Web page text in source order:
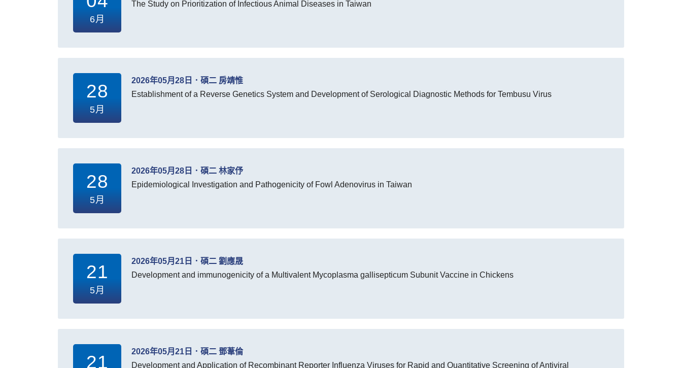
6月
The Study on Prioritization of Infectious Animal Diseases in Taiwan
28
5月
2026年05月28日．碩二 房靖惟
Establishment of a Reverse Genetics System and Development of Serological Diagnostic Methods for Tembusu Virus
28
5月
2026年05月28日．碩二 林家伃
Epidemiological Investigation and Pathogenicity of Fowl Adenovirus in Taiwan
21
5月
2026年05月21日．碩二 劉應晟
Development and immunogenicity of a Multivalent Mycoplasma gallisepticum Subunit Vaccine in Chickens
21
2026年05月21日．碩二 鄧葦倫
Development and Application of Recombinant Reporter Influenza Viruses for Rapid and Quantitative Screening of Antiviral